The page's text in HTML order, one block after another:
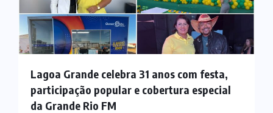
Lagoa Grande celebra 31 anos com festa,
participação popular e cobertura especial
da Grande Rio FM